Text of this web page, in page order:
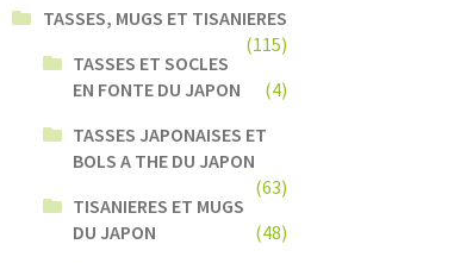
TASSES, MUGS ET TISANIERES
(115)
TASSES ET SOCLES
EN FONTE DU JAPON
(4)
TASSES JAPONAISES ET
BOLS A THE DU JAPON
(63)
TISANIERES ET MUGS
DU JAPON
(48)